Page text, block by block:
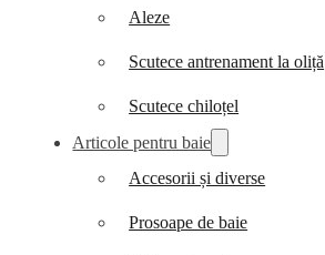
Aleze
Scutece antrenament la oliță
Scutece chiloțel
Articole pentru baie
Accesorii și diverse
Prosoape de baie